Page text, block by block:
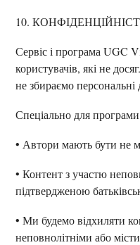
10.
Сервіс і програма UGC
користувачів, які не
не збираємо персональні
Спеціально для
• Автори мають бути не
• Контент з участю
підтвердженою
• Ми будемо відхиляти
неповнолітніми або